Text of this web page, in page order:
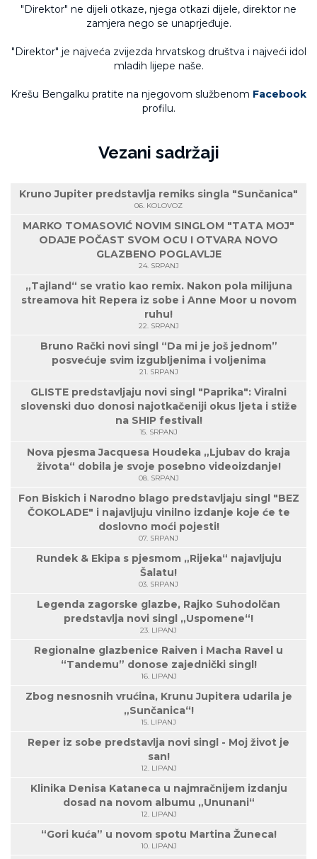
"Direktor" ne dijeli otkaze, njega otkazi dijele, direktor ne
zamjera nego se unaprjeđuje.
"Direktor" je najveća zvijezda hrvatskog društva i najveći idol
mladih lijepe naše.
Krešu Bengalku pratite na njegovom službenom Facebook
profilu.
Vezani sadržaji
Kruno Jupiter predstavlja remiks singla "Sunčanica"
06. KOLOVOZ
MARKO TOMASOVIĆ NOVIM SINGLOM "TATA MOJ"
ODAJE POČAST SVOM OCU I OTVARA NOVO
GLAZBENO POGLAVLJE
24. SRPANJ
„Tajland“ se vratio kao remix. Nakon pola milijuna
streamova hit Repera iz sobe i Anne Moor u novom
ruhu!
22. SRPANJ
Bruno Rački novi singl “Da mi je još jednom”
posvećuje svim izgubljenima i voljenima
21. SRPANJ
GLISTE predstavljaju novi singl "Paprika": Viralni
slovenski duo donosi najotkačeniji okus ljeta i stiže
na SHIP festival!
15. SRPANJ
Nova pjesma Jacquesa Houdeka „Ljubav do kraja
života“ dobila je svoje posebno videoizdanje!
08. SRPANJ
Fon Biskich i Narodno blago predstavljaju singl "BEZ
ČOKOLADE" i najavljuju vinilno izdanje koje će te
doslovno moći pojesti!
07. SRPANJ
Rundek & Ekipa s pjesmom „Rijeka“ najavljuju
Šalatu!
03. SRPANJ
Legenda zagorske glazbe, Rajko Suhodolčan
predstavlja novi singl „Uspomene“!
23. LIPANJ
Regionalne glazbenice Raiven i Macha Ravel u
“Tandemu” donose zajednički singl!
16. LIPANJ
Zbog nesnosnih vrućina, Krunu Jupitera udarila je
„Sunčanica“!
15. LIPANJ
Reper iz sobe predstavlja novi singl - Moj život je
san!
12. LIPANJ
Klinika Denisa Kataneca u najmračnijem izdanju
dosad na novom albumu „Ununani“
12. LIPANJ
“Gori kuća” u novom spotu Martina Žuneca!
10. LIPANJ